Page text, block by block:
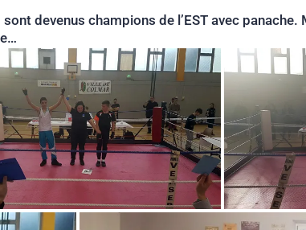
devenus champions de l’EST avec